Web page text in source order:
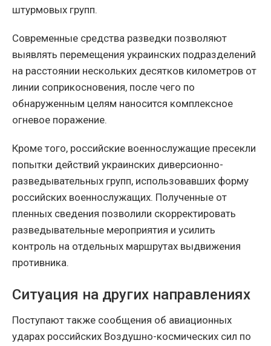
штурмовых групп.
Современные средства разведки позволяют
выявлять перемещения украинских подразделений
на расстоянии нескольких десятков километров от
линии соприкосновения, после чего по
обнаруженным целям наносится комплексное
огневое поражение.
Кроме того, российские военнослужащие пресекли
попытки действий украинских диверсионно-
разведывательных групп, использовавших форму
российских военнослужащих. Полученные от
пленных сведения позволили скорректировать
разведывательные мероприятия и усилить
контроль на отдельных маршрутах выдвижения
противника.
Ситуация на других направлениях
Поступают также сообщения об авиационных
ударах российских Воздушно-космических сил по